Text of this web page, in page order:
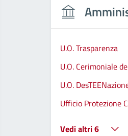
U.O. Trasparenza
U.O. Cerimoniale
U.O.
Ufficio Protezione
Vedi altri 6